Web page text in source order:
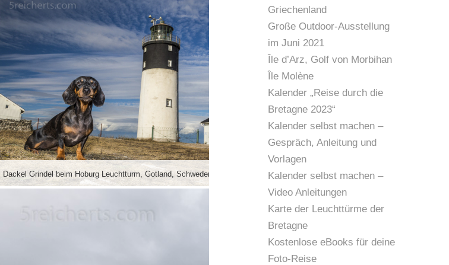
Dackel Grindel beim Hoburg Leuchtturm, Gotland, Schweden Auf der Mauer … Dackel Grindel bei Petit
Griechenland
Große Outdoor-Ausstellung
im Juni 2021
Île d’Arz, Golf von Morbihan
Île Molène
Kalender „Reise durch die
Bretagne 2023“
Kalender selbst machen –
Gespräch, Anleitung und
Vorlagen
Kalender selbst machen –
Video Anleitungen
Karte der Leuchttürme der
Bretagne
Kostenlose eBooks für deine
Foto-Reise